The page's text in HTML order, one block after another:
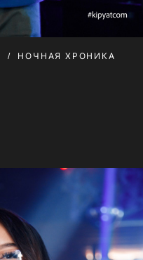
НОЧНАЯ ХРОНИКА